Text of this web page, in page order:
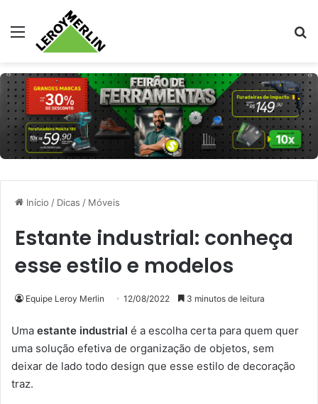
Menu
Início / Dicas / Móveis
Estante industrial: conheça
esse estilo e modelos
Equipe Leroy Merlin 12/08/2022 3 minutos de leitura
Uma estante industrial é a escolha certa para quem quer
uma solução efetiva de organização de objetos, sem
deixar de lado todo design que esse estilo de decoração
traz.